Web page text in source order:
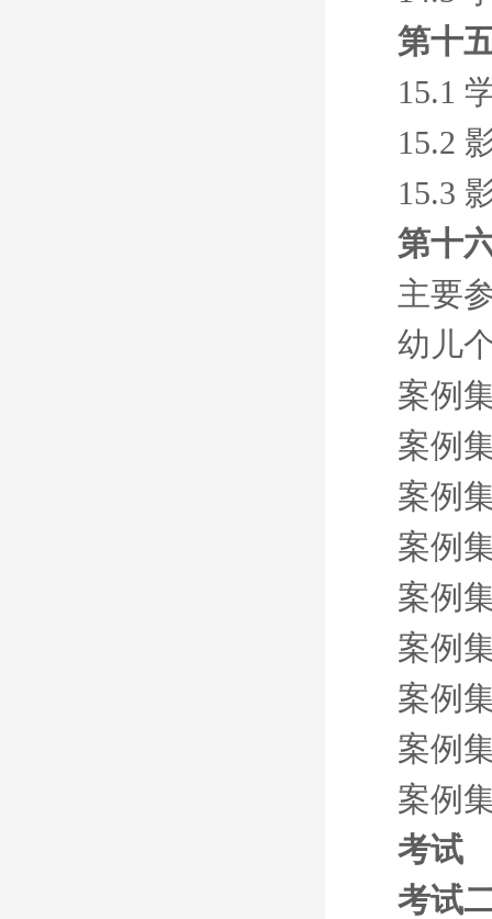
第十
15.1
15.2
15.3
第十
主要
幼儿
案例
案例
案例
案例
案例
案例
案例
案例
案例
考试
考试